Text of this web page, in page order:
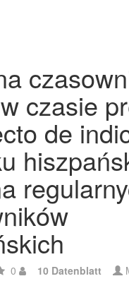
czasie
de
0 10 Datenblatt